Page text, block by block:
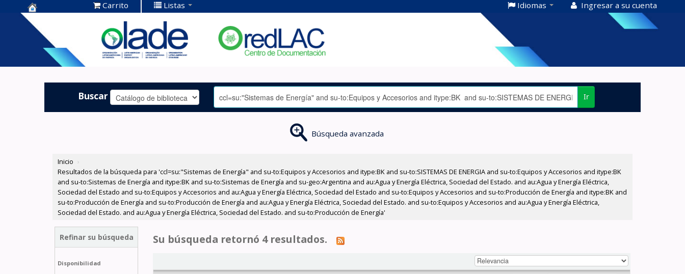
Centro de
Documentación
OLADE -
Carrito Listas Idiomas Ingresar a su cuenta
Buscar Ir
Búsqueda avanzada
Inicio ›
Resultados de la búsqueda para 'ccl=su:"Sistemas de Energía" and su-to:Equipos y Accesorios and itype:BK and su-to:SISTEMAS DE ENERGIA and su-to:Equipos y Accesorios and itype:BK
and su-to:Sistemas de Energía and itype:BK and su-to:Sistemas de Energía and su-geo:Argentina and au:Agua y Energía Eléctrica, Sociedad del Estado. and au:Agua y Energía Eléctrica,
Sociedad del Estado and su-to:Equipos y Accesorios and au:Agua y Energía Eléctrica, Sociedad del Estado and su-to:Equipos y Accesorios and su-to:Producción de Energía and itype:BK and
su-to:Producción de Energía and su-to:Producción de Energía and au:Agua y Energía Eléctrica, Sociedad del Estado. and su-to:Equipos y Accesorios and au:Agua y Energía Eléctrica,
Sociedad del Estado. and au:Agua y Energía Eléctrica, Sociedad del Estado. and su-to:Producción de Energía'
Refinar su búsqueda
Disponibilidad
Su búsqueda retornó 4 resultados.